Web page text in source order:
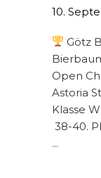
10.
Götz
Open
Astoria
Klasse
38-40.